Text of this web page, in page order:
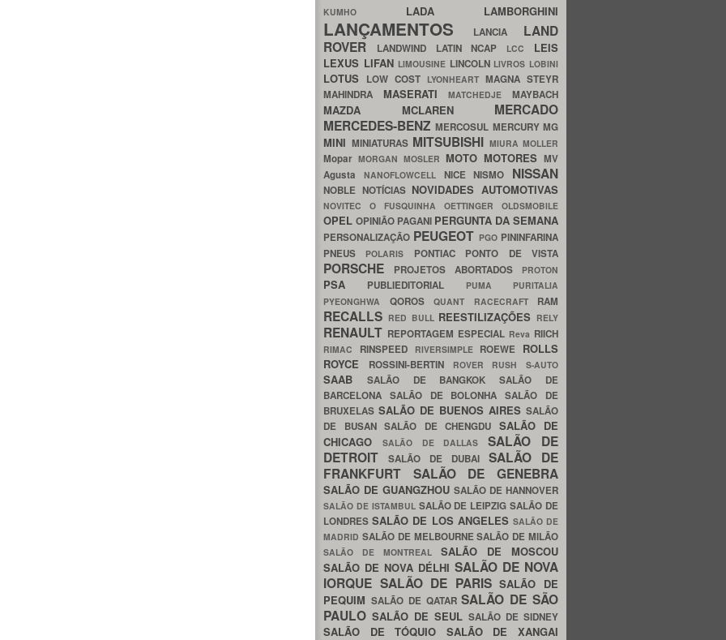
KUMHO LADA LAMBORGHINI
LANÇAMENTOS LANCIA LAND
ROVER
LANDWIND LATIN NCAP LCC LEIS
LEXUS LIFAN LIMOUSINE LINCOLN LIVROS LOBINI
LOTUS LOW COST LYONHEART MAGNA STEYR
MAHINDRA MASERATIMATCHEDJEMAYBACH
MAZDA MCLAREN MERCADO
MERCEDES-BENZMERCOSUL MERCURYMG
MINI MINIATURAS MITSUBISHI MIURA MOLLER
Mopar MORGAN MOSLER MOTO MOTORES MV
Agusta NANOFLOWCELL NICENISMO NISSAN
NOBLE NOTÍCIAS NOVIDADES AUTOMOTIVAS
NOVITEC O FUSQUINHA OETTINGER OLDSMOBILE
OPEL OPINIÃO PAGANI PERGUNTA DA SEMANA
PERSONALIZAÇÃO PEUGEOT PGO PININFARINA
PNEUS
POLARIS PONTIAC PONTO DE VISTA
PORSCHE PROJETOS ABORTADOS PROTON
PSA PUBLIEDITORIAL PUMA PURITALIA
PYEONGHWA QOROS QUANT RACECRAFT RAM
RECALLS RED BULL REESTILIZAÇÕES RELY
RENAULT REPORTAGEM ESPECIAL Reva RIICH
RIMAC RINSPEED RIVERSIMPLE ROEWE ROLLS
ROYCE
ROSSINI-BERTIN ROVER RUSH S-AUTO
SAAB SALÃO DE BANGKOKSALÃO DE
BARCELONA SALÃO DE BOLONHASALÃO DE
BRUXELAS SALÃO DE BUENOS AIRES SALÃO
DE BUSAN SALÃO DE CHENGDU SALÃO DE
CHICAGO
SALÃO DE DALLASSALÃO DE
DETROIT
SALÃO DE DUBAI SALÃO DE
FRANKFURT SALÃO DE GENEBRA
SALÃO DE GUANGZHOU SALÃO DE HANNOVER
SALÃO DE ISTAMBUL SALÃO DE LEIPZIGSALÃO DE
LONDRESSALÃO DE LOS ANGELES SALÃO DE
MADRID SALÃO DE MELBOURNESALÃO DE MILÃO
SALÃO DE MONTREAL SALÃO DE MOSCOU
SALÃO DE NOVA DÉLHI SALÃO DE NOVA
IORQUE SALÃO DE PARISSALÃO DE
PEQUIM SALÃO DE QATARSALÃO DE SÃO
PAULO SALÃO DE SEUL SALÃO DE SIDNEY
SALÃO DE TÓQUIO SALÃO DE XANGAI